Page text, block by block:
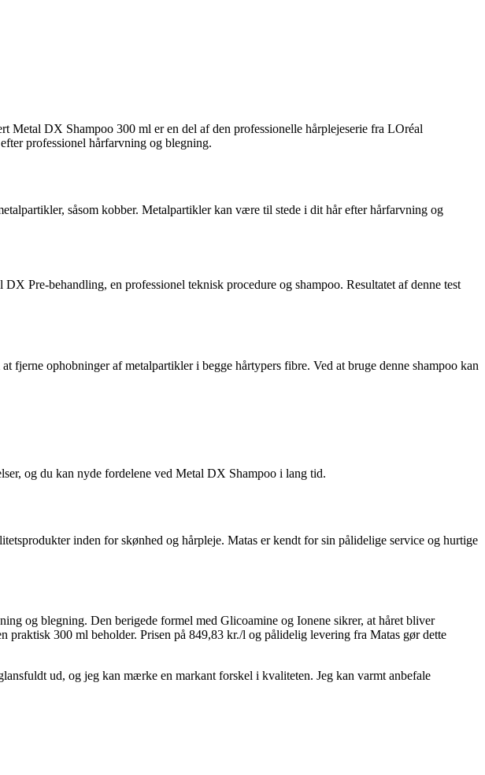
Metal DX Shampoo 300 ml er en del af den professionelle hårplejeserie fra LOréal
professionel hårfarvning og blegning.
såsom kobber. Metalpartikler kan være til stede i dit hår efter hårfarvning og
Pre-behandling, en professionel teknisk procedure og shampoo. Resultatet af denne test
fjerne ophobninger af metalpartikler i begge hårtypers fibre. Ved at bruge denne shampoo kan
og du kan nyde fordelene ved Metal DX Shampoo i lang tid.
inden for skønhed og hårpleje. Matas er kendt for sin pålidelige service og hurtige
og blegning. Den berigede formel med Glicoamine og Ionene sikrer, at håret bliver
praktisk 300 ml beholder. Prisen på 849,83 kr./l og pålidelig levering fra Matas gør dette
ud, og jeg kan mærke en markant forskel i kvaliteten. Jeg kan varmt anbefale